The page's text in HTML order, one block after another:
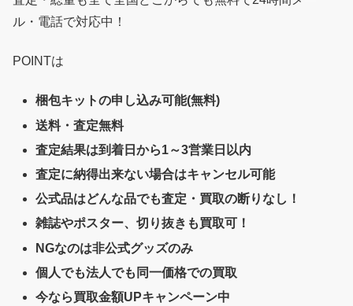
ル・電話で対応中！
POINTは
梱包キットの申し込み可能(無料)
送料・査定無料
査定結果は到着日から1～3営業日以内
査定に納得出来ない場合はキャンセル可能
公式品はどんな品でも査定・買取の断りなし！
雑誌やポスター、切り抜きも買取可！
NGなのは非公式グッズのみ
個人でも法人でも同一価格での買取
今なら買取金額UPキャンペーン中